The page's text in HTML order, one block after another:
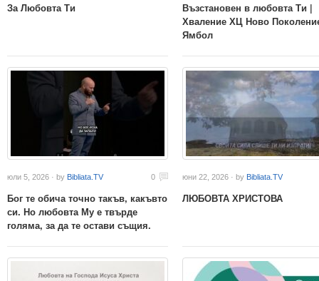
За Любовта Ти
Възстановен в любовта Ти |
Хваление ХЦ Ново
Ямбол
юли 5, 2026 · by Bibliata.TV 0
Бог те обича точно такъв, какъвто
си. Но любовта Му е твърде
голяма, за да те остави същия.
юни 22, 2026 · by Bibliata.TV
ЛЮБОВТА ХРИСТОВА